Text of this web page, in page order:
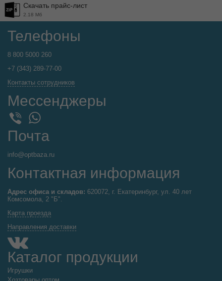
Скачать прайс-лист
2.18 Мб
Телефоны
8 800 5000 260
+7 (343) 289-77-00
Контакты сотрудников
Мессенджеры
WhatsApp
Почта
info@optbaza.ru
Контактная информация
Адрес офиса и складов: 620072, г. Екатеринбург, ул. 40 лет
Комсомола, 2 "Б".
Карта проезда
Направления доставки
Каталог продукции
Игрушки